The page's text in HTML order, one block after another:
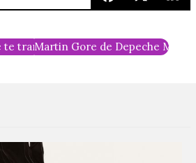
te transportará a otro mundo con su
Martin Gore de Depeche Mode